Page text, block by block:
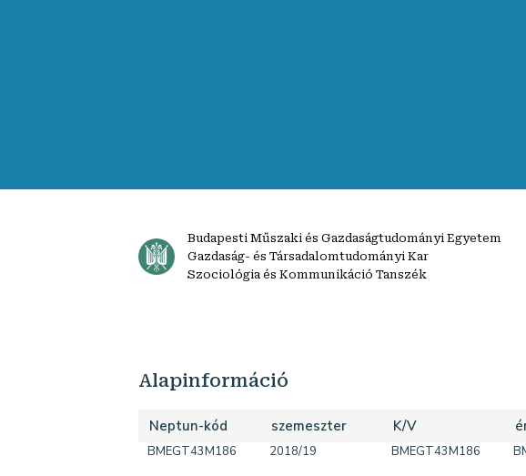
Budapesti Műszaki és Gazdaságtudományi Egyetem
Gazdaság- és Társadalomtudományi Kar
Szociológia és Kommunikáció Tanszék
Alapinformáció
Neptun-kód szemeszter K/V
BMEGT43M186 2018/19 BMEGT43M186